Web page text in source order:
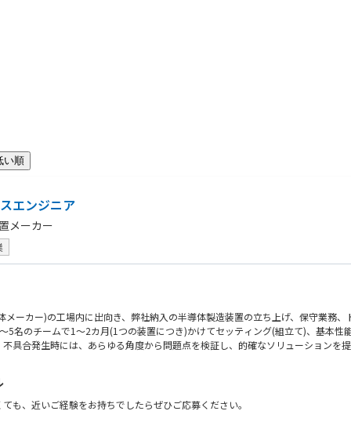
い順
エンジニア
メーカー
メーカー)の工場内に出向き、弊社納入の半導体製造装置の立ち上げ、保守業務
5名のチームで1～2カ月(1つの装置につき)かけてセッティング(組立て)、基本
具合発生時には、あらゆる角度から問題点を検証し、的確なソリューションを提
ルにて英語で連絡をとって頂く可能性がありますが、翻訳機などを使いながら
も、近いご経験をお持ちでしたらぜひご応募ください。